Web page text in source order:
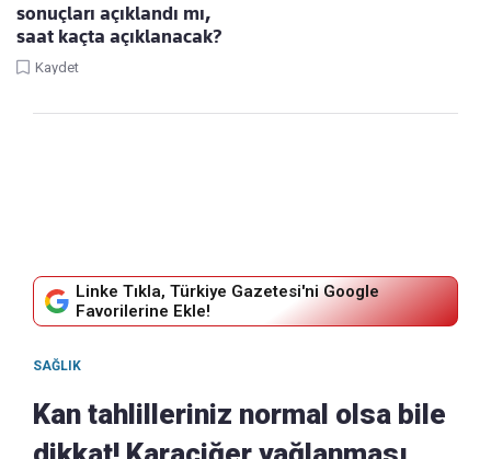
sonuçları açıklandı mı,
saat kaçta açıklanacak?
Kaydet
Linke Tıkla, Türkiye Gazetesi'ni Google
Favorilerine Ekle!
SAĞLIK
Kan tahlilleriniz normal olsa bile